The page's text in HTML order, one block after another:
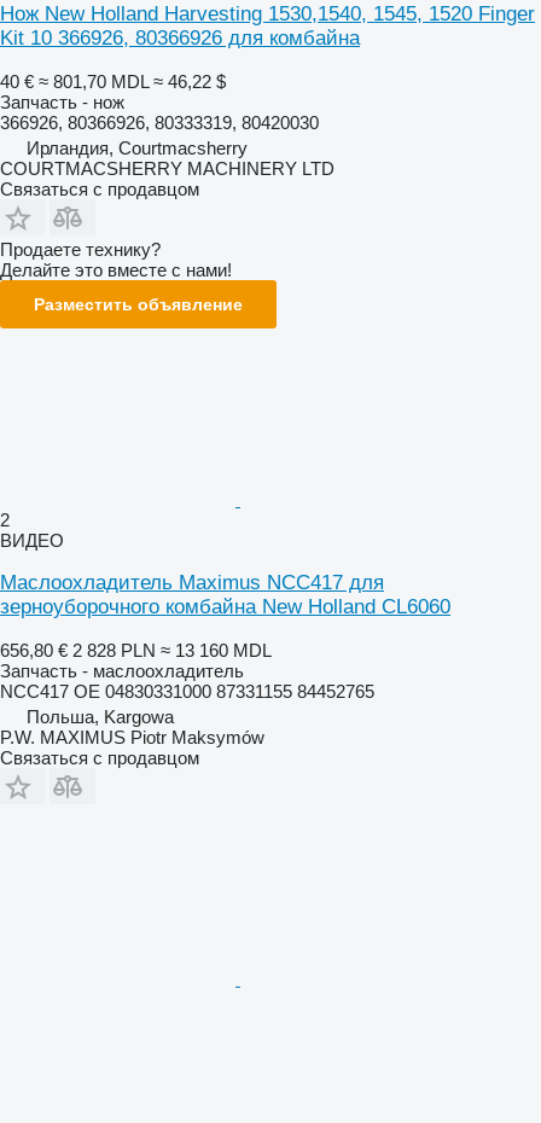
Нож New Holland Harvesting 1530,1540, 1545, 1520 Finger
Kit 10 366926, 80366926 для комбайна
40 € ≈ 801,70 MDL ≈ 46,22 $
Запчасть - нож
366926, 80366926, 80333319, 80420030
Ирландия, Courtmacsherry
COURTMACSHERRY MACHINERY LTD
Связаться с продавцом
Продаете технику?
Делайте это вместе с нами!
Разместить объявление
2
ВИДЕО
Маслоохладитель Maximus NCC417 для
зерноуборочного комбайна New Holland CL6060
656,80 € 2 828 PLN ≈ 13 160 MDL
Запчасть - маслоохладитель
NCC417 OE 04830331000 87331155 84452765
Польша, Kargowa
P.W. MAXIMUS Piotr Maksymów
Связаться с продавцом